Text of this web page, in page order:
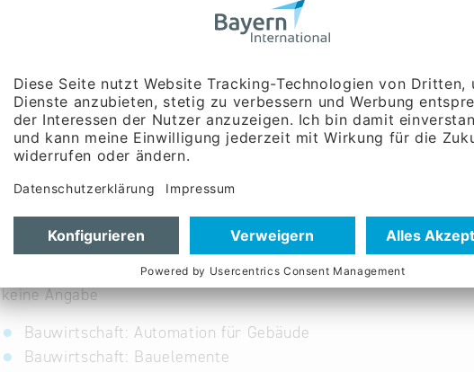
Deutsch, Englisch
keine Angabe
Bauwirtschaft: Automation für Gebäude
Bauwirtschaft: Bauelemente